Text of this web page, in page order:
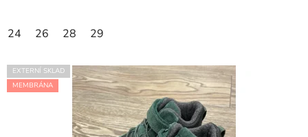
24 26 28 29
EXTERNÍ SKLAD
MEMBRÁNA